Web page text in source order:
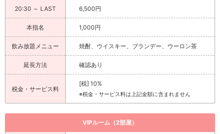
20:30 ～ LAST 6,500円
本指名 1,000円
飲み放題メニュー 焼酎、ウイスキー、ブランデー、ウーロン茶
延長方法 確認あり
税金・サービス料
[税] 10%
※税金・サービス料は上記金額に含まれません
VIPルーム（2部屋）